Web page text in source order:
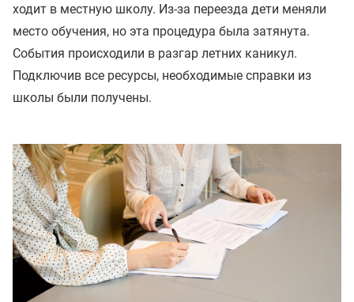
ходит в местную школу. Из-за переезда дети меняли
место обучения, но эта процедура была затянута.
События происходили в разгар летних каникул.
Подключив все ресурсы, необходимые справки из
школы были получены.